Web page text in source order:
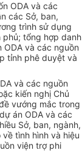
ODA và các
các Sở, ban,
trình sử dụng
phủ; tổng hợp danh
và các nguồn
tỉnh phê duyệt và
và các nguồn
kiến nghị Chủ
vướng mắc trong
án ODA và các
Sở, ban, ngành,
tình hình và hiệu
viện trợ phi